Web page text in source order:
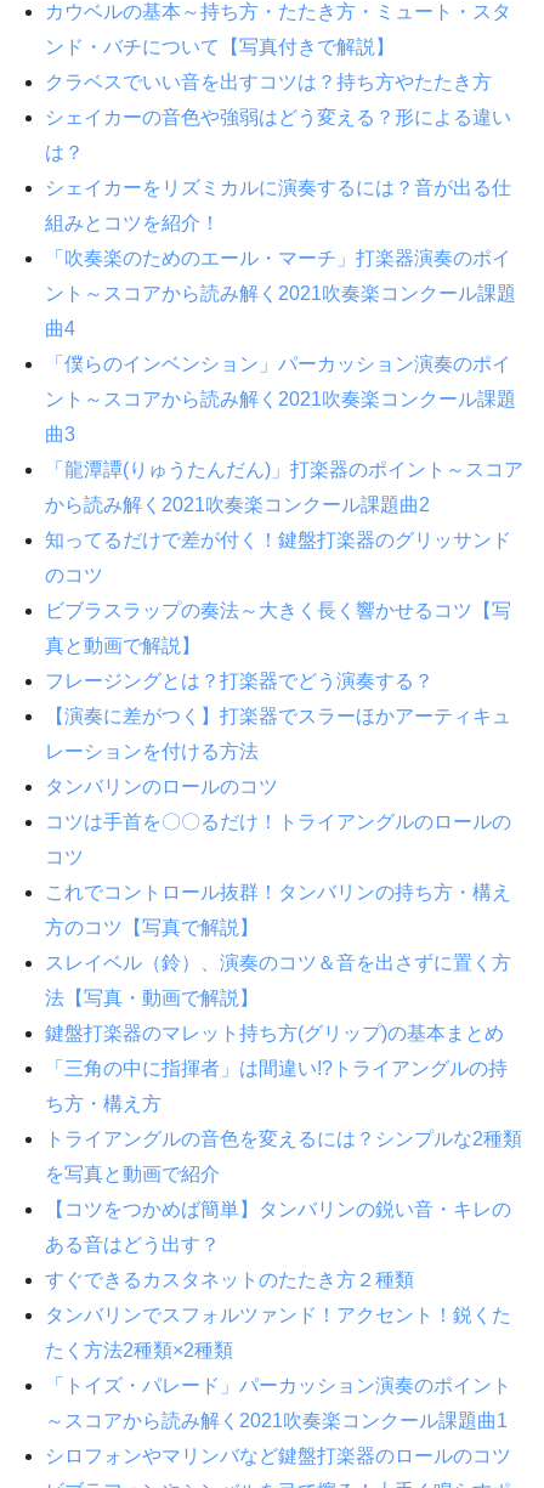
カウベルの基本～持ち方・たたき方・ミュート・スタ
ンド・バチについて【写真付きで解説】
クラベスでいい音を出すコツは？持ち方やたたき方
シェイカーの音色や強弱はどう変える？形による違い
は？
シェイカーをリズミカルに演奏するには？音が出る仕
組みとコツを紹介！
「吹奏楽のためのエール・マーチ」打楽器演奏のポイ
ント～スコアから読み解く2021吹奏楽コンクール課題
曲4
「僕らのインベンション」パーカッション演奏のポイ
ント～スコアから読み解く2021吹奏楽コンクール課題
曲3
「龍潭譚(りゅうたんだん)」打楽器のポイント～スコア
から読み解く2021吹奏楽コンクール課題曲2
知ってるだけで差が付く！鍵盤打楽器のグリッサンド
のコツ
ビブラスラップの奏法～大きく長く響かせるコツ【写
真と動画で解説】
フレージングとは？打楽器でどう演奏する？
【演奏に差がつく】打楽器でスラーほかアーティキュ
レーションを付ける方法
タンバリンのロールのコツ
コツは手首を〇〇るだけ！トライアングルのロールの
コツ
これでコントロール抜群！タンバリンの持ち方・構え
方のコツ【写真で解説】
スレイベル（鈴）、演奏のコツ＆音を出さずに置く方
法【写真・動画で解説】
鍵盤打楽器のマレット持ち方(グリップ)の基本まとめ
「三角の中に指揮者」は間違い!?トライアングルの持
ち方・構え方
トライアングルの音色を変えるには？シンプルな2種類
を写真と動画で紹介
【コツをつかめば簡単】タンバリンの鋭い音・キレの
ある音はどう出す？
すぐできるカスタネットのたたき方２種類
タンバリンでスフォルツァンド！アクセント！鋭くた
たく方法2種類×2種類
「トイズ・パレード」パーカッション演奏のポイント
～スコアから読み解く2021吹奏楽コンクール課題曲1
シロフォンやマリンバなど鍵盤打楽器のロールのコツ